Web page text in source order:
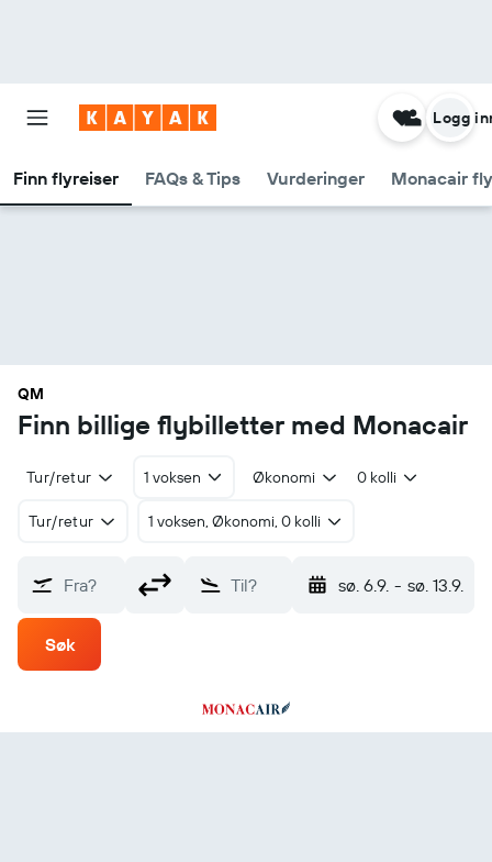
Finn flyreiser FAQs & Tips Vurderinger Monacair
Logg
QM
Finn billige flybilletter med Monacair
Tur/retur 1 voksen Økonomi 0 kolli
Tur/retur 1 voksen, Økonomi, 0 kolli
Fra? Til? sø. 6.9. - sø. 13.9.
Søk